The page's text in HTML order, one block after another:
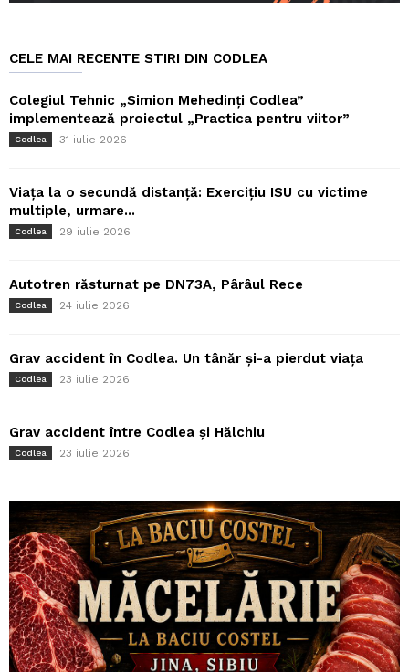
CELE MAI RECENTE STIRI DIN CODLEA
Colegiul Tehnic „Simion Mehedinți Codlea”
implementează proiectul „Practica pentru viitor”
Codlea 31 iulie 2026
Viața la o secundă distanță: Exercițiu ISU cu victime
multiple, urmare...
Codlea 29 iulie 2026
Autotren răsturnat pe DN73A, Pârâul Rece
Codlea 24 iulie 2026
Grav accident în Codlea. Un tânăr și-a pierdut viața
Codlea 23 iulie 2026
Grav accident între Codlea și Hălchiu
Codlea 23 iulie 2026